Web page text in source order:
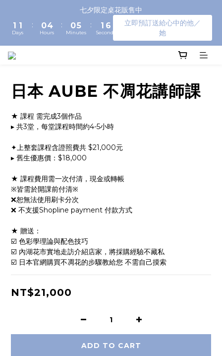
七夕限定桌花販售中
1
0
1
0
Days
:
04
3
2
Hours
:
05
4
3
Minutes
:
2
1
0
7
6
5
4
3
Seconds
立即預訂送給心中的他／
她
日本 AUBE 不凋花講師課
★ 課程 需完成3個作品
▸ 共3堂，每堂課程時間約4-5小時
✦上整套課程含證照費共 $21,000元
▸ 舊生優惠價：$18,000
★ 課程費用需一次付清，現金或轉帳
※皆需於開課前付清※
❌恕無法使用刷卡分次
❌ 不支援Shopline payment 付款方式
★ 贈送：
☑️ 色彩學理論與配色技巧
☑️ 內湖花市實地走訪介紹店家，將採購經驗不藏私
☑️ 日本官網購買不凋花的步驟教給您 不需自己摸索
NT$21,000
ADD TO CART